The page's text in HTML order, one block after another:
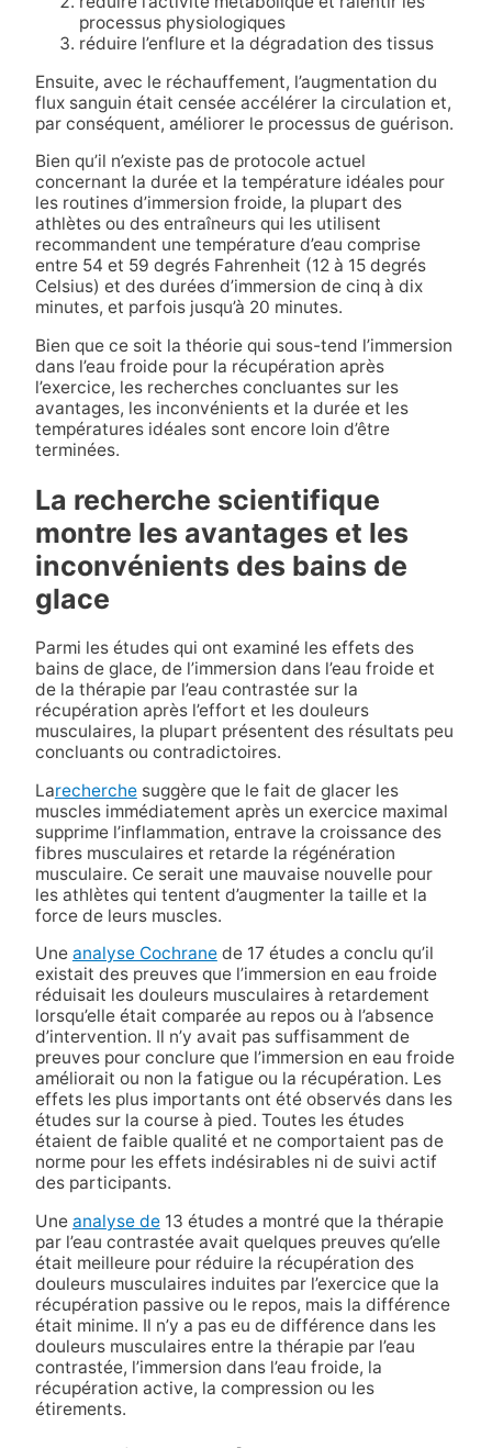
processus physiologiques
réduire l’enflure et la dégradation des tissus
Ensuite, avec le réchauffement, l’augmentation du
flux sanguin était censée accélérer la circulation et,
par conséquent, améliorer le processus de guérison.
Bien qu’il n’existe pas de protocole actuel
concernant la durée et la température idéales pour
les routines d’immersion froide, la plupart des
athlètes ou des entraîneurs qui les utilisent
recommandent une température d’eau comprise
entre 54 et 59 degrés Fahrenheit (12 à 15 degrés
Celsius) et des durées d’immersion de cinq à dix
minutes, et parfois jusqu’à 20 minutes.
Bien que ce soit la théorie qui sous-tend l’immersion
dans l’eau froide pour la récupération après
l’exercice, les recherches concluantes sur les
avantages, les inconvénients et la durée et les
températures idéales sont encore loin d’être
terminées.
La recherche scientifique
montre les avantages et les
inconvénients des bains de
glace
Parmi les études qui ont examiné les effets des
bains de glace, de l’immersion dans l’eau froide et
de la thérapie par l’eau contrastée sur la
récupération après l’effort et les douleurs
musculaires, la plupart présentent des résultats peu
concluants ou contradictoires.
Larecherchesuggère que le fait de glacer les
muscles immédiatement après un exercice maximal
supprime l’inflammation, entrave la croissance des
fibres musculaires et retarde la régénération
musculaire. Ce serait une mauvaise nouvelle pour
les athlètes qui tentent d’augmenter la taille et la
force de leurs muscles.
Une analyse Cochranede 17 études a conclu qu’il
existait des preuves que l’immersion en eau froide
réduisait les douleurs musculaires à retardement
lorsqu’elle était comparée au repos ou à l’absence
d’intervention. Il n’y avait pas suffisamment de
preuves pour conclure que l’immersion en eau froide
améliorait ou non la fatigue ou la récupération. Les
effets les plus importants ont été observés dans les
études sur la course à pied. Toutes les études
étaient de faible qualité et ne comportaient pas de
norme pour les effets indésirables ni de suivi actif
des participants.
Une analyse de13 études a montré que la thérapie
par l’eau contrastée avait quelques preuves qu’elle
était meilleure pour réduire la récupération des
douleurs musculaires induites par l’exercice que la
récupération passive ou le repos, mais la différence
était minime. Il n’y a pas eu de différence dans les
douleurs musculaires entre la thérapie par l’eau
contrastée, l’immersion dans l’eau froide, la
récupération active, la compression ou les
étirements.